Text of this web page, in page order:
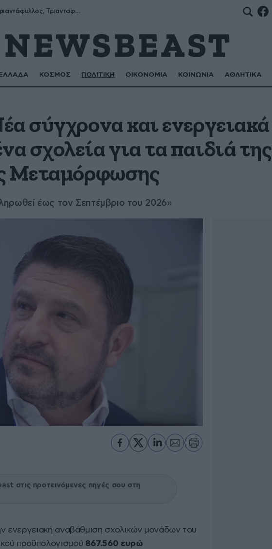
Μύρων, Τριαντάφυλλος, Τριανταφυλλιά, Φυλλιώ, Ρόζα
ΕΛΛΑΔΑ ΚΟΣΜΟΣ ΠΟΛΙΤΙΚΗ ΟΙΚΟΝΟΜΙΑ ΚΟΙΝΩΝΙΑ ΑΘΛΗΤΙΚΑ
σύγχρονα και ενεργειακά
σχολεία για τα παιδιά της
Μεταμόρφωσης
έως τον Σεπτέμβριο του 2026»
στις προτεινόμενες πηγές σου στη
ενεργειακή αναβάθμιση σχολικών μονάδων του
προϋπολογισμού 867.560 ευρώ